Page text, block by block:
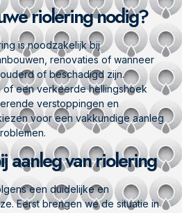
riolering nodig?
is noodzakelijk bij
renovaties of wanneer
of beschadigd zijn.
een verkeerde hellingshoek
verstoppingen en
voor een vakkundige aanleg
aanleg van riolering
een duidelijke en
Eerst brengen we de situatie in